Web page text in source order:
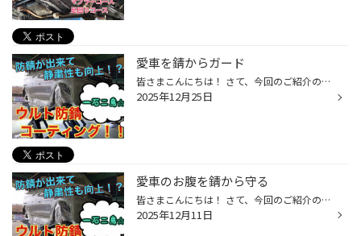
愛車を錆からガード
皆さまこんにちは！ さて、今回のご紹介の作業は、 スズキ スペーシアの ウルト防錆コーティングです！ 元々、既に別で下回りの防錆コーティングを されていましたが、 ウルト防錆のもう一つの特徴である、 車の静音性の向上に興味を持っていただき、 今回ご依頼頂きました。 それでは早速作業開始...
2025年12月25日
愛車のお腹を錆から守る
皆さまこんにちは！ さて、今回のご紹介の作業は、 スズキ スペーシアの ウルト防錆コーティングです！ 元々、既に別で下回りの防錆コーティングを されていましたが、 ウルト防錆のもう一つの特徴である、 車の静音性の向上に興味を持っていただき、 今回ご依頼頂きました。 それでは早速作業開始...
2025年12月11日